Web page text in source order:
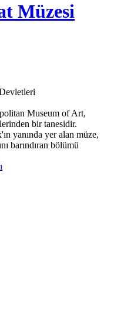
Müzesi
Museum of Art,
bir tanesidir.
yanında yer alan müze,
barındıran bölümü